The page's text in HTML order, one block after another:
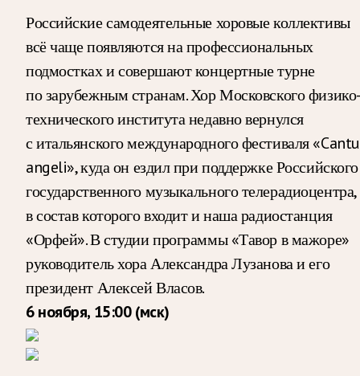
Российские самодеятельные хоровые коллективы
всё чаще появляются на профессиональных
подмостках и совершают концертные турне
по зарубежным странам. Хор Московского
технического института недавно вернулся
с итальянского международного фестиваля
angeli», куда он ездил при поддержке Российского
государственного музыкального телерадиоцентра,
в состав которого входит и наша радиостанция
«Орфей». В студии программы «Тавор в мажоре»
руководитель хора Александра Лузанова и его
президент Алексей Власов.
6 ноября, 15:00 (мск)